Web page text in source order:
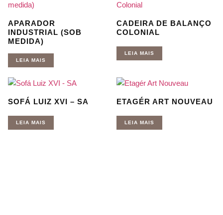
APARADOR
INDUSTRIAL (SOB
MEDIDA)
LEIA MAIS
CADEIRA DE BALANÇO
COLONIAL
LEIA MAIS
SOFÁ LUIZ XVI – SA
LEIA MAIS
ETAGÉR ART NOUVEAU
LEIA MAIS